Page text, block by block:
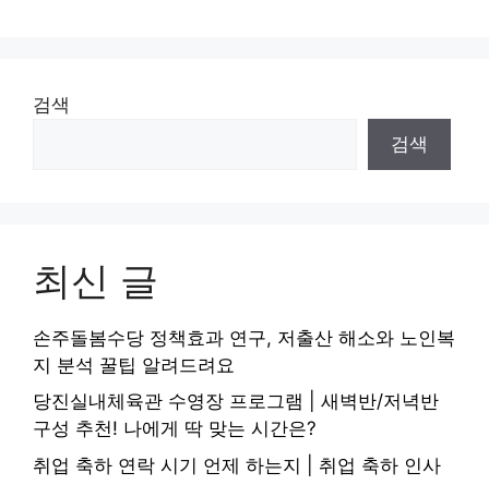
검색
검색
최신 글
손주돌봄수당 정책효과 연구, 저출산 해소와 노인복
지 분석 꿀팁 알려드려요
당진실내체육관 수영장 프로그램 | 새벽반/저녁반
구성 추천! 나에게 딱 맞는 시간은?
취업 축하 연락 시기 언제 하는지 | 취업 축하 인사